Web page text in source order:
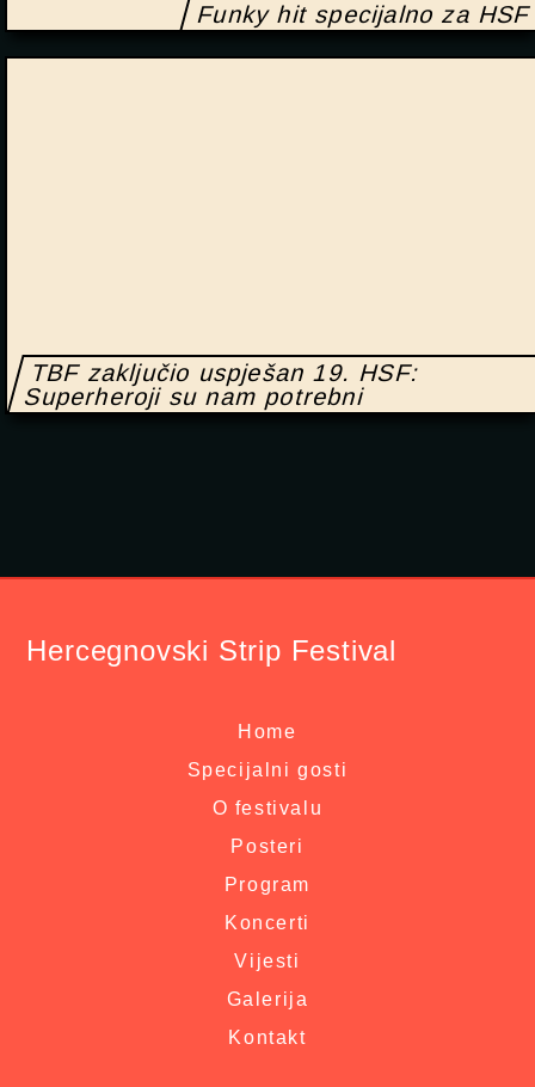
Funky hit specijalno za HSF
TBF zaključio uspješan 19. HSF:
Superheroji su nam potrebni
Hercegnovski Strip Festival
Home
Specijalni gosti
O festivalu
Posteri
Program
Koncerti
Vijesti
Galerija
Kontakt